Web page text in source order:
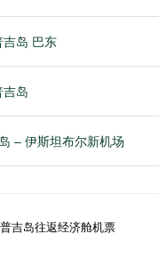
吉岛 巴东
吉岛
– 伊斯坦布尔新机场
吉岛往返经济舱机票